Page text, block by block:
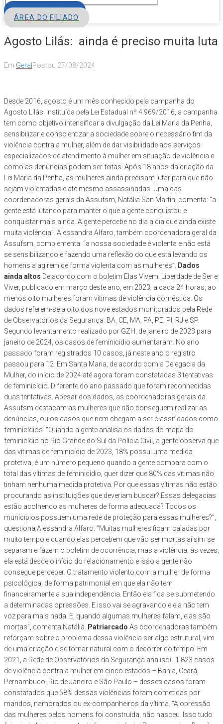
ÁREA DO FILIADO
Agosto Lilás: ainda é preciso muita luta
Em Geral Postou 27/08/2024
Desde 2016, agosto é um mês conhecido pela campanha do
Agosto Lilás. Instituída pela Lei Estadual nº 4.969/2016, a campanha
tem como objetivo intensificar a divulgação da Lei Maria da Penha,
sensibilizar e conscientizar a sociedade sobre o necessário fim da
violência contra a mulher, além de dar visibilidade aos serviços
especializados de atendimento à mulher em situação de violência e
como as denúncias podem ser feitas. Após 18 anos da criação da
Lei Maria da Penha, as mulheres ainda precisam lutar para que não
sejam violentadas e até mesmo assassinadas. Uma das
coordenadoras gerais da Assufsm, Natália San Martin, comenta: “a
gente está lutando para manter o que a gente conquistou e
conquistar mais ainda. A gente percebe no dia a dia que ainda existe
muita violência”. Alessandra Alfaro, também coordenadora geral da
Assufsm, complementa: “a nossa sociedade é violenta e não está
se sensibilizando e fazendo uma reflexão do que está levando os
homens a agirem de forma violenta com as mulheres”.
Dados
ainda altos De acordo com o boletim Elas Vivem: Liberdade de Ser e
Viver, publicado em março deste ano, em 2023, a cada 24 horas, ao
menos oito mulheres foram vítimas de violência doméstica. Os
dados referem-se a oito dos nove estados monitorados pela Rede
de Observatórios da Segurança: BA, CE, MA, PA, PE, PI, RJ e SP.
Segundo levantamento realizado por GZH, de janeiro de 2023 para
janeiro de 2024, os casos de feminicídio aumentaram. No ano
passado foram registrados 10 casos, já neste ano o registro
passou para 12. Em Santa Maria, de acordo com a Delegacia da
Mulher, do início de 2024 até agora foram constatadas 3 tentativas
de feminicídio. Diferente do ano passado que foram reconhecidas
duas tentativas. Apesar dos dados, as coordenadoras gerais da
Assufsm destacam as mulheres que não conseguem realizar as
denúncias, ou os casos que nem chegam a ser classificados como
feminicídios. “Quando a gente analisa os dados do mapa do
feminicídio no Rio Grande do Sul da Polícia Civil, a gente observa que
das vítimas de feminicídio de 2023, 18% possui uma medida
protetiva, é um número pequeno quando a gente compara com o
total das vítimas de feminicídio, quer dizer que 80% das vítimas não
tinham nenhuma medida protetiva. Por que essas vítimas não estão
procurando as instituições que deveriam buscar? Essas delegacias
estão acolhendo as mulheres de forma adequada? Todos os
municípios possuem uma rede de proteção para essas mulheres?”,
questiona Alessandra Alfaro. “Muitas mulheres ficam caladas por
muito tempo e quando elas percebem que vão ser mortas aí sim se
separam e fazem o boletim de ocorrência, mas a violência, às vezes,
ela está desde o início do relacionamento e isso a gente não
consegue perceber. O tratamento violento com a mulher de forma
psicológica, de forma patrimonial em que ela não tem
financeiramente a sua independência. Então ela fica se submetendo
a determinadas opressões. E isso vai se agravando e ela não tem
voz para mais nada. E, quando algumas mulheres falam, elas são
mortas”, comenta Natália.
Patriarcado As coordenadoras também
reforçam sobre o problema dessa violência ser algo estrutural, vim
de uma criação e se tornar natural com o decorrer do tempo. Em
2021, a Rede de Observatórios da Segurança analisou 1.823 casos
de violência contra a mulher em cinco estados – Bahia, Ceará,
Pernambuco, Rio de Janeiro e São Paulo – desses casos foram
constatados que 58% dessas violências foram cometidas por
maridos, namorados ou ex-companheiros da vítima. “A opressão
das mulheres pelos homens foi construída, não nasceu. Isso tudo